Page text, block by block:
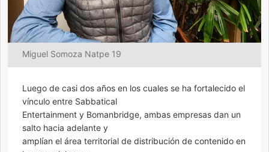
Miguel Somoza Natpe 19
Luego de casi dos años en los cuales se ha fortalecido el
vínculo entre Sabbatical
Entertainment y Bomanbridge, ambas empresas dan un
salto hacia adelante y
amplían el área territorial de distribución de contenido en